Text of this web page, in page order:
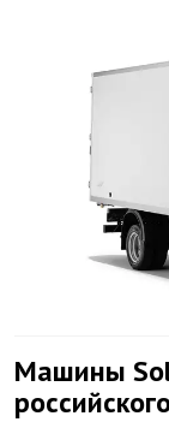
Машины